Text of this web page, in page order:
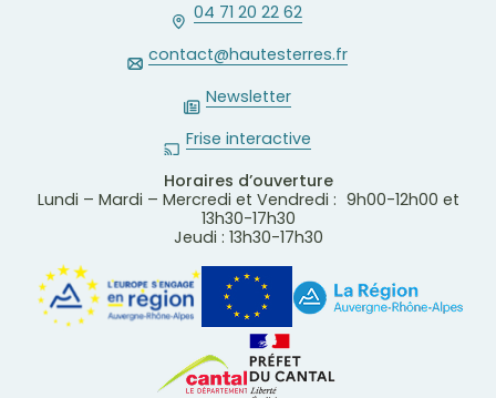
04 71 20 22 62
contact@hautesterres.fr
Newsletter
Frise interactive
Horaires d’ouverture
Lundi – Mardi – Mercredi et Vendredi : 9h00-12h00 et
13h30-17h30
Jeudi : 13h30-17h30